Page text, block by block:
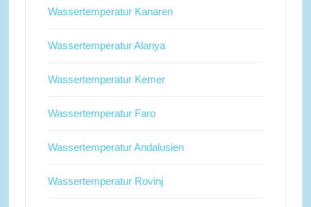
Wassertemperatur Kanaren
Wassertemperatur Alanya
Wassertemperatur Kemer
Wassertemperatur Faro
Wassertemperatur Andalusien
Wassertemperatur Rovinj